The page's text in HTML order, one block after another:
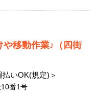
や移動作業♪（四街
いOK(規定)＞
番1号